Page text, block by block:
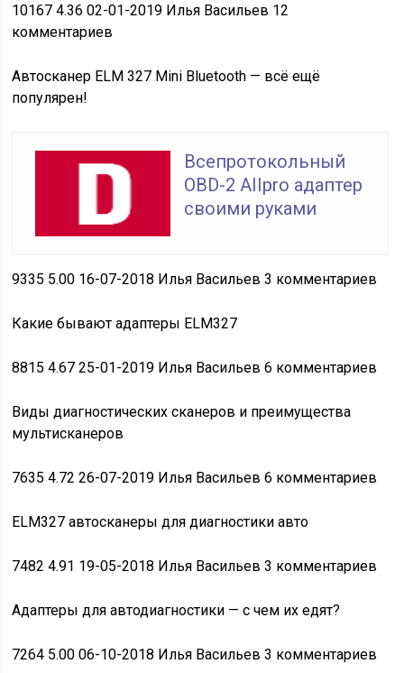
101674.36 02-01-2019 Илья Васильев 12
комментариев
Автосканер ELM 327 Mini Bluetooth — всё ещё
популярен!
Всепротокольный
OBD-2 AIIpro адаптер
своими руками
9335 5.00 16-07-2018 Илья Васильев 3 комментариев
Какие бывают адаптеры ELM327
88154.67 25-01-2019 Илья Васильев 6 комментариев
Виды диагностических сканеров и преимущества
мультисканеров
76354.72 26-07-2019 Илья Васильев 6 комментариев
ELM327 автосканеры для диагностики авто
74824.91 19-05-2018 Илья Васильев 3 комментариев
Адаптеры для автодиагностики — с чем их едят?
7264 5.00 06-10-2018 Илья Васильев 3 комментариев